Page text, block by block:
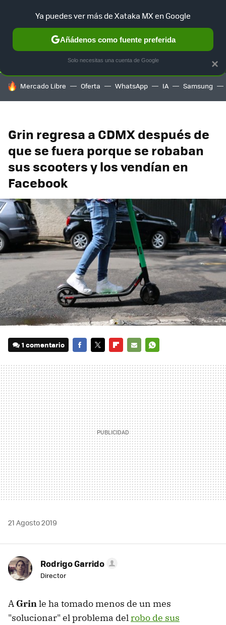
SELECCIÓN GAMING HOME AUTO TERRITORIO
HOY SE HABLA DE
Mercado Libre Oferta WhatsApp IA Samsung
Grin regresa a CDMX después de
que se fuera porque se robaban
sus scooters y los vendían en
Facebook
1 comentario
MAIL
21 Agosto 2019
Rodrigo Garrido
Director
A Grinle ha tomado menos de un mes
"solucionar" el problema delrobo de sus
×
Ya puedes ver más de Xataka MX en Google
Añádenos como fuente preferida
Solo necesitas una cuenta de Google